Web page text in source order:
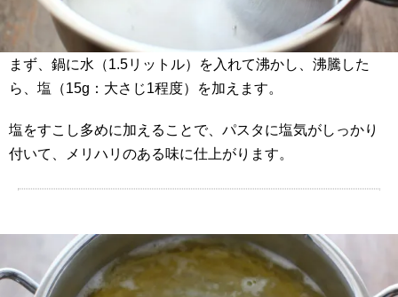
まず、鍋に水（1.5リットル）を入れて沸かし、沸騰した
ら、塩（15g：大さじ1程度）を加えます。
塩をすこし多めに加えることで、パスタに塩気がしっかり
付いて、メリハリのある味に仕上がります。